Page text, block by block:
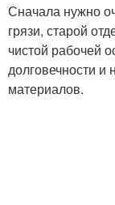
Сначала нужно
грязи, старой
чистой рабочей
долговечности
материалов.